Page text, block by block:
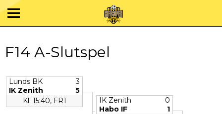
F14 A-Slutspel
Lunds BK
3
IK Zenith
5
Kl. 15:40, FR1
IK Zenith
0
Habo IF
1